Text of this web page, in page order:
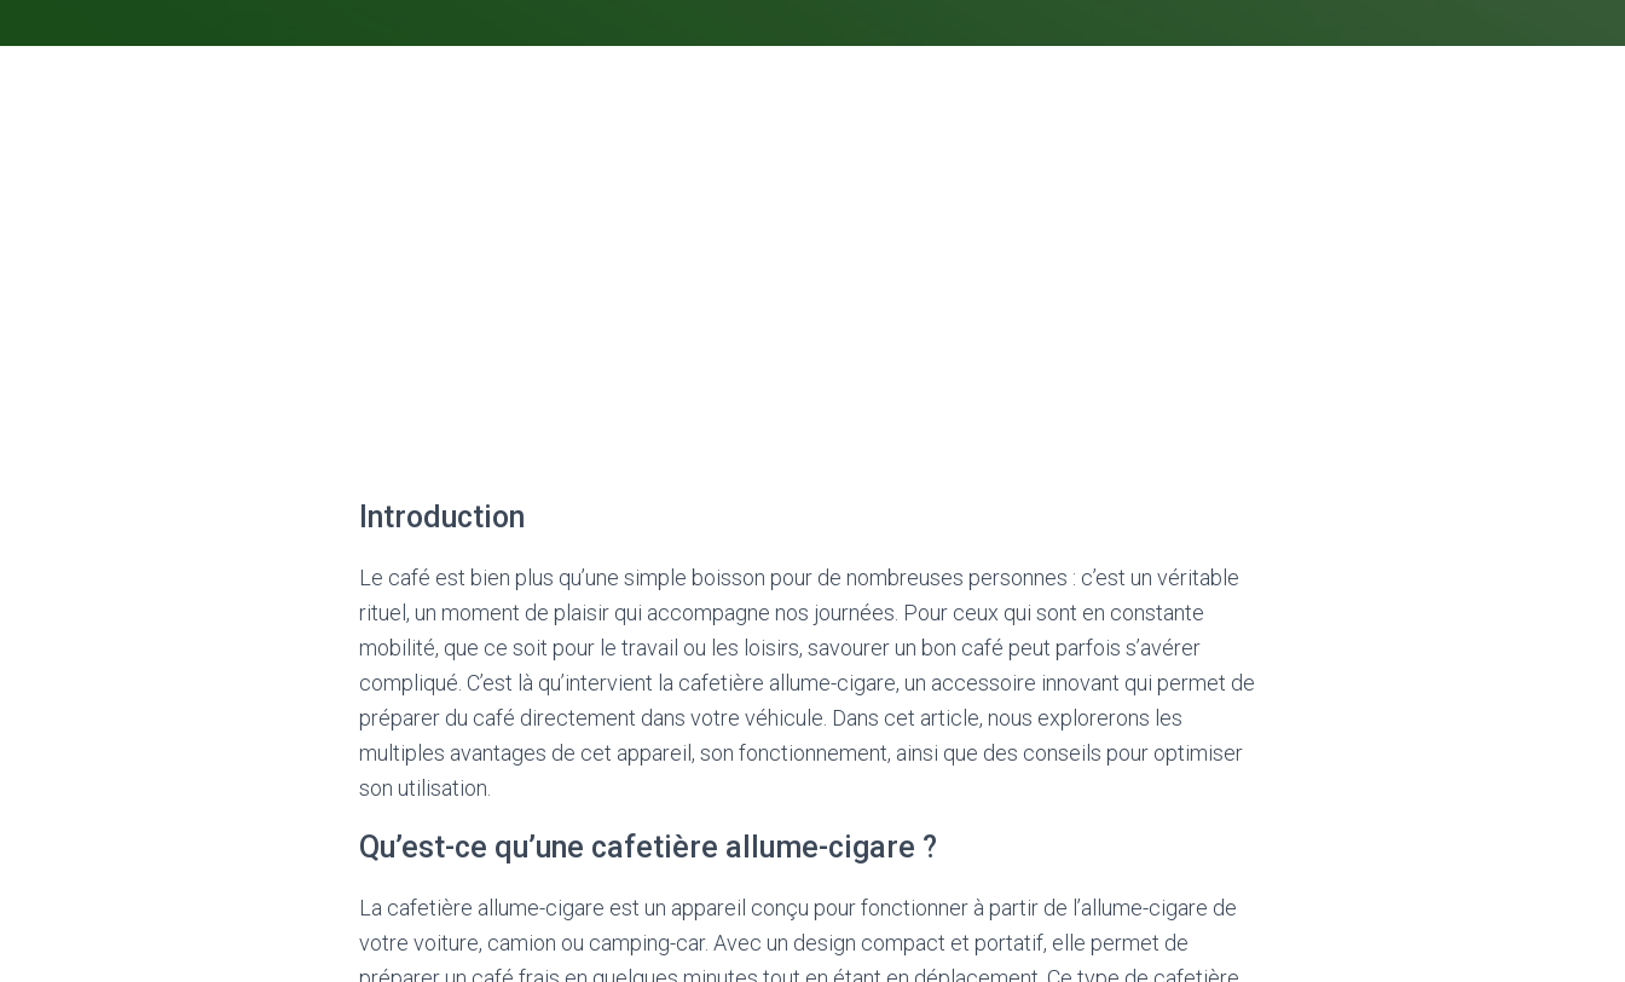
Introduction
Le café est bien plus qu’une simple boisson pour de nombreuses personnes : c’est un véritable
rituel, un moment de plaisir qui accompagne nos journées. Pour ceux qui sont en constante
mobilité, que ce soit pour le travail ou les loisirs, savourer un bon café peut parfois s’avérer
compliqué. C’est là qu’intervient la cafetière allume-cigare, un accessoire innovant qui permet de
préparer du café directement dans votre véhicule. Dans cet article, nous explorerons les
multiples avantages de cet appareil, son fonctionnement, ainsi que des conseils pour optimiser
son utilisation.
Qu’est-ce qu’une cafetière allume-cigare ?
La cafetière allume-cigare est un appareil conçu pour fonctionner à partir de l’allume-cigare de
votre voiture, camion ou camping-car. Avec un design compact et portatif, elle permet de